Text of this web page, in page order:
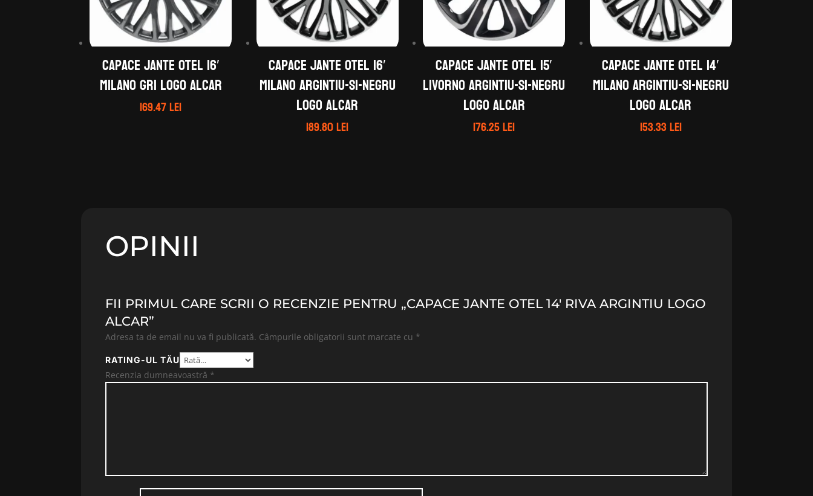
Capace jante otel 16′
MILANO gri logo ALCAR
169.47lei
Capace jante otel 16′
MILANO argintiu-si-negru
logo ALCAR
189.80lei
Capace jante otel 15′
Livorno argintiu-si-negru
logo Alcar
176.25lei
Capace jante otel 14′
MILANO argintiu-si-negru
logo ALCAR
153.33lei
OPINII
FII PRIMUL CARE SCRII O RECENZIE PENTRU „CAPACE JANTE OTEL 14′ RIVA ARGINTIU LOGO
ALCAR”
Adresa ta de email nu va fi publicată. Câmpurile obligatorii sunt marcate cu *
RATING-UL TĂU
Recenzia dumneavoastră *